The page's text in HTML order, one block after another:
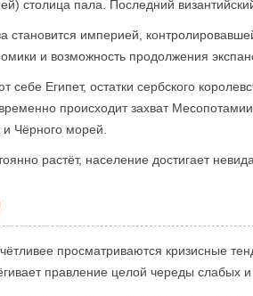
столица пала. Последний
становится империей,
и возможность продолжения
себе Египет, остатки сербского
происходит захват
и Чёрного морей.
растёт, население достигает
просматриваются кризисные
правление целой череды слабых